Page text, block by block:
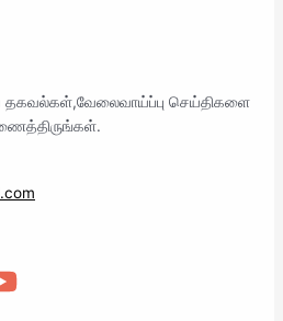
தகவல்கள்,வேலைவாய்ப்பு செய்திகளை